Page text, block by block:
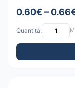
0.60€ –
Quantità: